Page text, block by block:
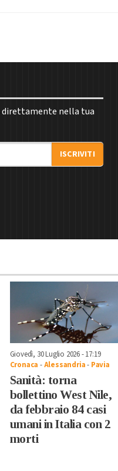
direttamente nella tua
ISCRIVITI
Giovedì, 30 Luglio 2026 - 17:19
Cronaca -Alessandria- Pavia
Sanità: torna
bollettino West Nile,
da febbraio 84 casi
umani in Italia con 2
morti